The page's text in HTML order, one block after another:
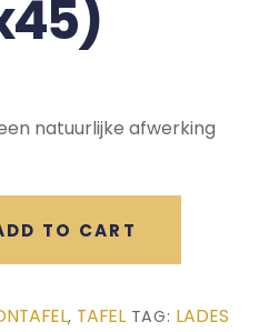
natuurlijke afwerking
TO CART
, TAFEL TAG: LADES